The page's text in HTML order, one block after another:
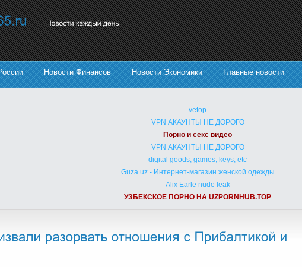
Новости Финансов Новости Экономики Главные новости
vetop
VPN АКАУНТЫ НЕ ДОРОГО
Порно и секс видео
VPN АКАУНТЫ НЕ ДОРОГО
digital goods, games, keys, etc
Guza.uz - Интернет-магазин женской одежды
Alix Earle nude leak
УЗБЕКСКОЕ ПОРНО НА UZPORNHUB.TOP